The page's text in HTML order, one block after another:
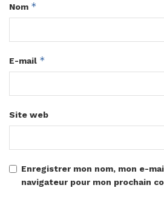
Nom *
E-mail *
Site web
Enregistrer mon nom, mon e-
navigateur pour mon prochain